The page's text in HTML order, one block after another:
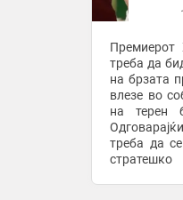
Премиерот
треба да
на брзата
влезе во
на терен
треба да
стратешко